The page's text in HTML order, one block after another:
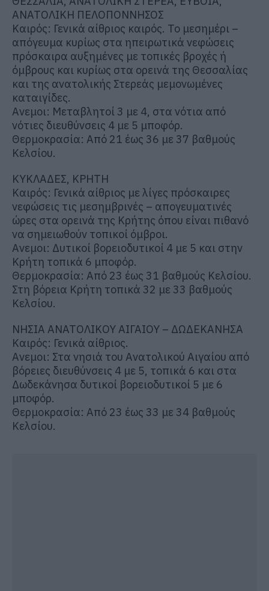
ΑΝΑΤΟΛΙΚΗ ΠΕΛΟΠΟΝΝΗΣΟΣ
Καιρός: Γενικά αίθριος καιρός. Το μεσημέρι –
απόγευμα κυρίως στα ηπειρωτικά νεφώσεις
πρόσκαιρα αυξημένες με τοπικές βροχές ή
όμβρους και κυρίως στα ορεινά της Θεσσαλίας
και της ανατολικής Στερεάς μεμονωμένες
καταιγίδες.
Ανεμοι: Μεταβλητοί 3 με 4, στα νότια από
νότιες διευθύνσεις 4 με 5 μποφόρ.
Θερμοκρασία: Από 21 έως 36 με 37 βαθμούς
Κελσίου.
ΚΥΚΛΑΔΕΣ, ΚΡΗΤΗ
Καιρός: Γενικά αίθριος με λίγες πρόσκαιρες
νεφώσεις τις μεσημβρινές – απογευματινές
ώρες στα ορεινά της Κρήτης όπου είναι πιθανό
να σημειωθούν τοπικοί όμβροι.
Ανεμοι: Δυτικοί βορειοδυτικοί 4 με 5 και στην
Κρήτη τοπικά 6 μποφόρ.
Θερμοκρασία: Από 23 έως 31 βαθμούς Κελσίου.
Στη βόρεια Κρήτη τοπικά 32 με 33 βαθμούς
Κελσίου.
ΝΗΣΙΑ ΑΝΑΤΟΛΙΚΟΥ ΑΙΓΑΙΟΥ – ΔΩΔΕΚΑΝΗΣΑ
Καιρός: Γενικά αίθριος.
Ανεμοι: Στα νησιά του Ανατολικού Αιγαίου από
βόρειες διευθύνσεις 4 με 5, τοπικά 6 και στα
Δωδεκάνησα δυτικοί βορειοδυτικοί 5 με 6
μποφόρ.
Θερμοκρασία: Από 23 έως 33 με 34 βαθμούς
Κελσίου.